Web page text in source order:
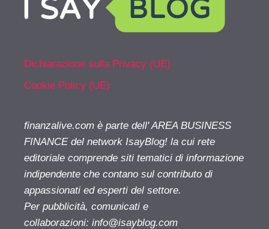
Dichiarazione sulla Privacy (UE)
Cookie Policy (UE)
finanzalive.com è parte dell' AREA BUSINESS
FINANCE del network IsayBlog! la cui rete
editoriale comprende siti tematici di informazione
indipendente che contano sul contributo di
appassionati ed esperti del settore.
Per pubblicità, comunicati e
collaborazioni: info@isayblog.com